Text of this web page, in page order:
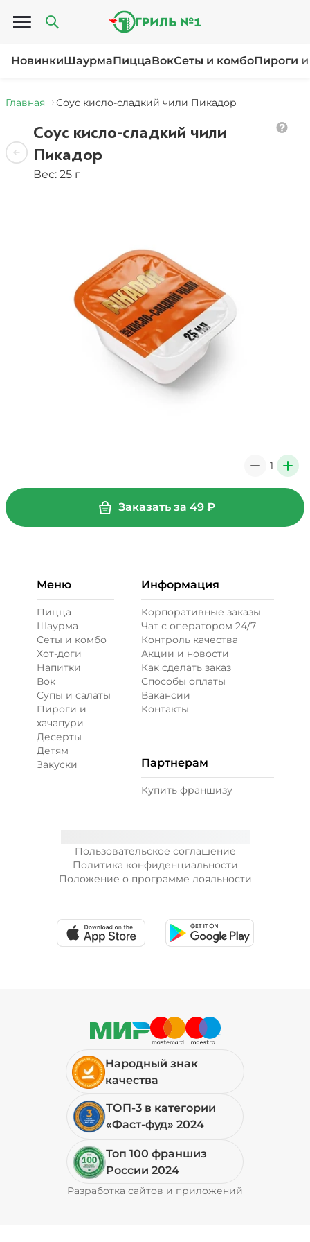
Открыть меню
НовинкиШаурмаПиццаВокСеты и комбоПироги
Главная Соус кисло-сладкий чили Пикадор
Соус кисло-сладкий чили
Пикадор
Вес: 25 г
1 +
Заказать за 49₽
Пользовательское соглашение
Политика конфиденциальности
Положение о программе лояльности
Меню
Пицца
Шаурма
Сеты и комбо
Хот-доги
Напитки
Вок
Супы и салаты
Пироги и
хачапури
Десерты
Детям
Закуски
Информация
Корпоративные заказы
Чат с оператором 24/7
Контроль качества
Акции и новости
Как сделать заказ
Способы оплаты
Вакансии
Контакты
Партнерам
Купить франшизу
Народный знак
качества
ТОП-3 в категории
«Фаст-фуд» 2024
Топ 100 франшиз
России 2024
Разработка сайтов и приложений
Pyrobyte